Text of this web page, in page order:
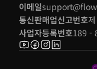
이메일
통신판매업신고번호
사업자등록번호189 -